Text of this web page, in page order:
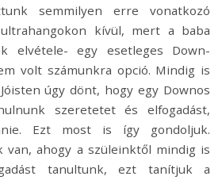
semmilyen erre vonatkozó
kívül, mert a baba
elvétele- egy esetleges Down-
volt számunkra opció. Mindig is
úgy dönt, hogy egy Downos
szeretetet és elfogadást,
Ezt most is így gondoljuk.
van, ahogy a szüleinktől mindig is
tanultunk, ezt tanítjuk a